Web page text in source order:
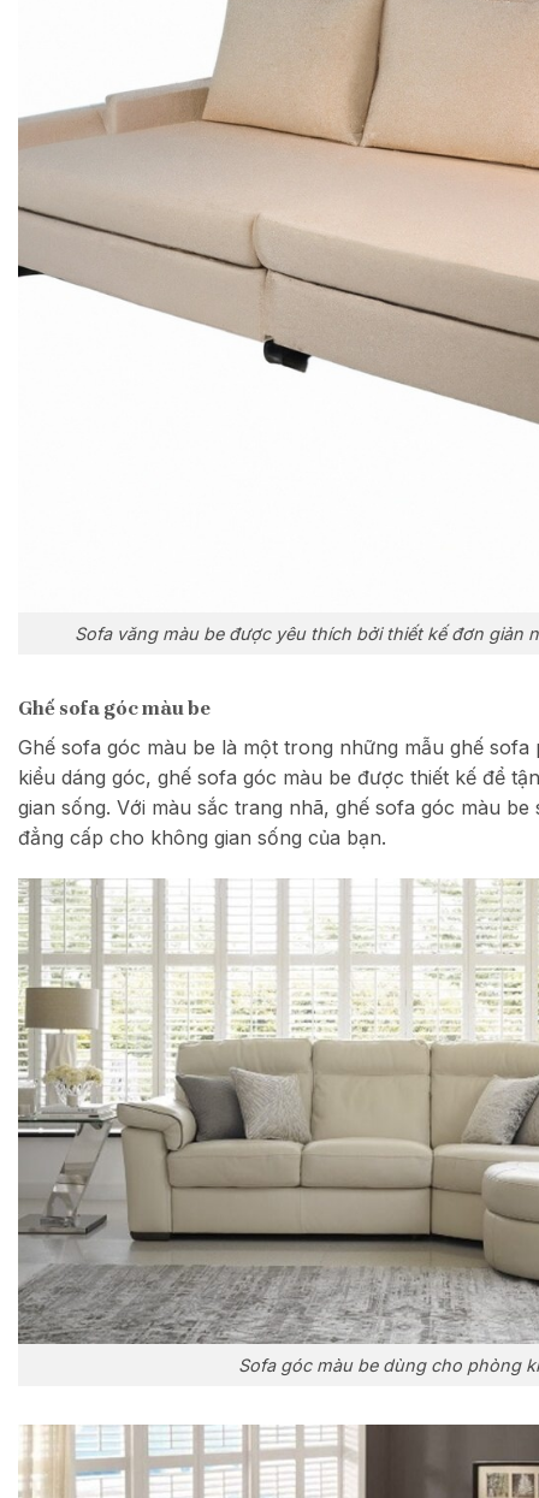
Sofa văng màu be được yêu thích bởi thiết kế đơn giản
Ghế sofa góc màu be
Ghế sofa góc màu be là một trong những mẫu ghế sofa
kiểu dáng góc, ghế sofa góc màu be được thiết kế để
gian sống. Với màu sắc trang nhã, ghế sofa góc màu
đẳng cấp cho không gian sống của bạn.
Sofa góc màu be dùng cho phòng